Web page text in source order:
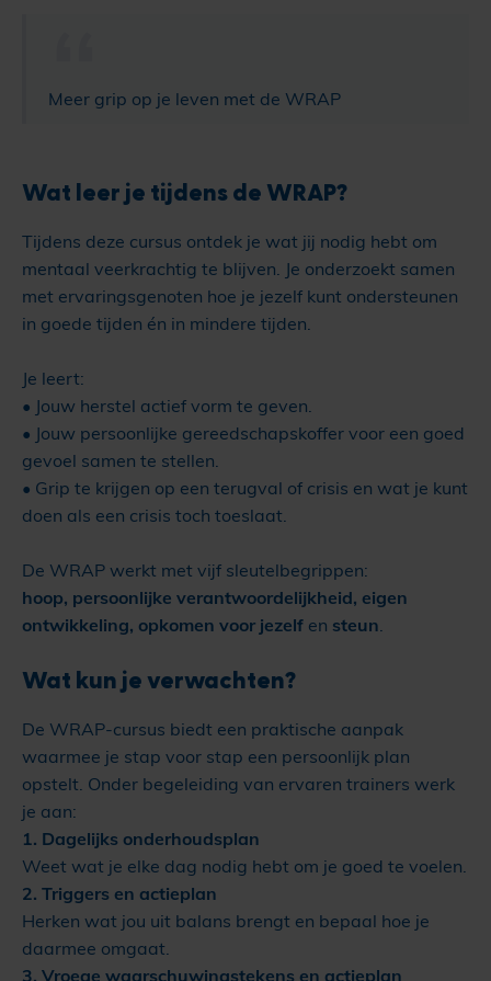
Meer grip op je leven met de WRAP
Wat leer je tijdens de WRAP?
Tijdens deze cursus ontdek je wat jij nodig hebt om
mentaal veerkrachtig te blijven. Je onderzoekt samen
met ervaringsgenoten hoe je jezelf kunt ondersteunen
in goede tijden én in mindere tijden.
Je leert:
• Jouw herstel actief vorm te geven.
• Jouw persoonlijke gereedschapskoffer voor een goed
gevoel samen te stellen.
• Grip te krijgen op een terugval of crisis en wat je kunt
doen als een crisis toch toeslaat.
De WRAP werkt met vijf sleutelbegrippen:
hoop, persoonlijke verantwoordelijkheid, eigen
ontwikkeling, opkomen voor jezelf en steun.
Wat kun je verwachten?
De WRAP-cursus biedt een praktische aanpak
waarmee je stap voor stap een persoonlijk plan
opstelt. Onder begeleiding van ervaren trainers werk
je aan:
1. Dagelijks onderhoudsplan
Weet wat je elke dag nodig hebt om je goed te voelen.
2. Triggers en actieplan
Herken wat jou uit balans brengt en bepaal hoe je
daarmee omgaat.
3. Vroege waarschuwingstekens en actieplan